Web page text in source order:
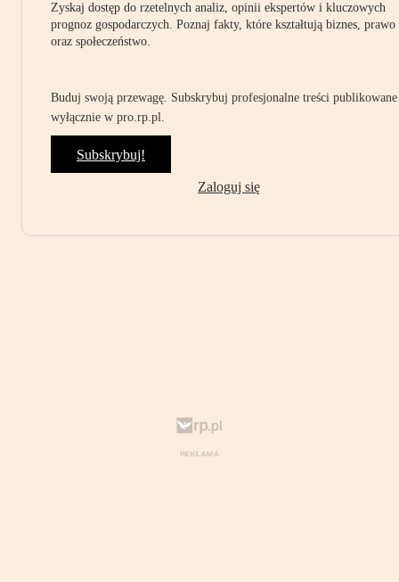
Zyskaj dostęp do rzetelnych analiz, opinii ekspertów i kluczowych
prognoz gospodarczych. Poznaj fakty, które kształtują biznes, prawo
oraz społeczeństwo.
Buduj swoją przewagę. Subskrybuj profesjonalne treści publikowane
wyłącznie w pro.rp.pl.
Subskrybuj!
Zaloguj się